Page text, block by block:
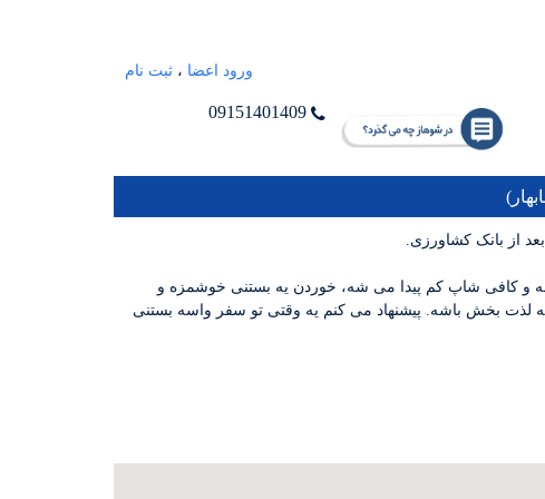
ثبت نام ، ورود اعضا
09151401409
بعد از بانک کشاورزی.
و کافی شاپ کم پیدا می شه، خوردن یه بستنی خوشمزه و
لذت بخش باشه. پیشنهاد می کنم یه وقتی تو سفر واسه بستنی